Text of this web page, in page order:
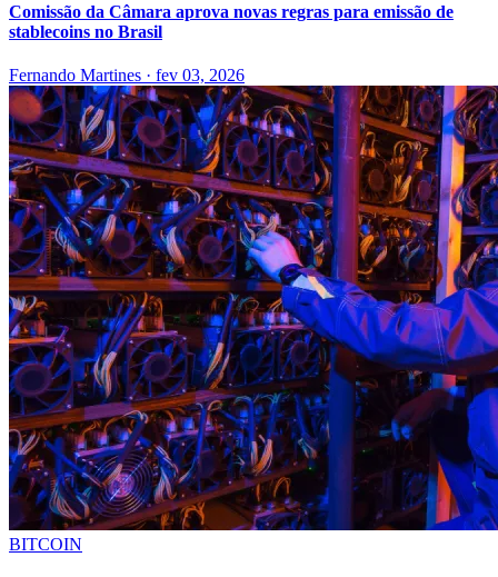
Comissão da Câmara aprova novas regras para emissão de
stablecoins no Brasil
Fernando Martines · fev 03, 2026
BITCOIN